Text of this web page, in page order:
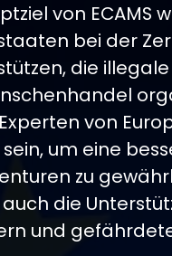
von ECAMS
bei der
die
von
um eine
zu
die
und